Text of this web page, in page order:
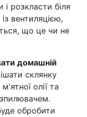
і розкласти біля
вентиляцією,
що це чи не
домашній
склянку
олії та
обробити